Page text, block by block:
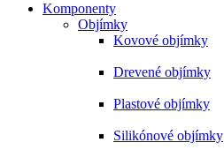
Komponenty
Objímky
Kovové objímky
Drevené objímky
Plastové objímky
Silikónové objímky